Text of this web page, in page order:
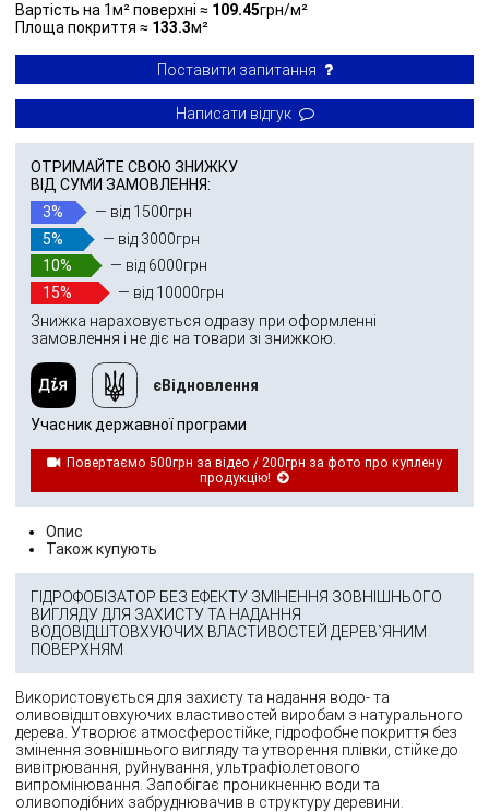
Вартість на 1м² поверхні ≈ 109.45грн/м²
Площа покриття ≈ 133.3м²
Поставити запитання
Написати відгук
ОТРИМАЙТЕ СВОЮ ЗНИЖКУ
ВІД СУМИ ЗАМОВЛЕННЯ:
3%
— від 1500грн
5%
— від 3000грн
10%
— від 6000грн
15%
— від 10000грн
Знижка нараховується одразу при оформленні
замовлення і не діє на товари зі знижкою.
єВідновлення
Учасник державної програми
Повертаємо 500грн за відео / 200грн за фото про куплену
продукцію!
Опис
Також купують
ГІДРОФОБІЗАТОР БЕЗ ЕФЕКТУ ЗМІНЕННЯ ЗОВНІШНЬОГО
ВИГЛЯДУ ДЛЯ ЗАХИСТУ ТА НАДАННЯ
ВОДОВІДШТОВХУЮЧИХ ВЛАСТИВОСТЕЙ ДЕРЕВ`ЯНИМ
ПОВЕРХНЯМ
Використовується для захисту та надання водо- та
оливовідштовхуючих властивостей виробам з натурального
дерева. Утворює атмосферостійке, гідрофобне покриття без
змінення зовнішнього вигляду та утворення плівки, стійке до
вивітрювання, руйнування, ультрафіолетового
випромінювання. Запобігає проникненню води та
оливоподібних забруднювачив в структуру деревини.